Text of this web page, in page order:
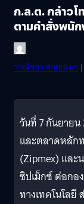
ก.ล.ต. กล่าว
ตามคำสั่งพนัก
วาณิชชา สายเสมา
วันที่ 7 กันยาย
และตลาดหลัก
(Zipmex) และ
ซิปเม็กซ์ ต่อกอ
ทางเทคโนโล